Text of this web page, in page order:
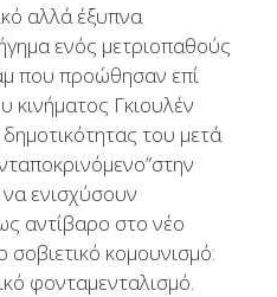
αλλά έξυπνα
ενός μετριοπαθούς
που προώθησαν επί
κινήματος Γκιουλέν
του μετά
ενισχύσουν
αντίβαρο στο νέο
κομουνισμό:
φονταμενταλισμό.